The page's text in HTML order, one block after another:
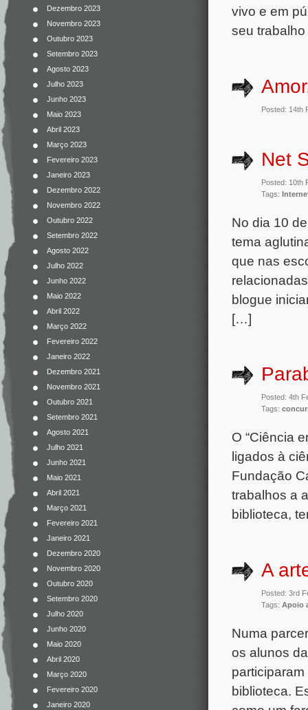
Dezembro 2023
Novembro 2023
Outubro 2023
Setembro 2023
Agosto 2023
Julho 2023
Junho 2023
Maio 2023
Abril 2023
Março 2023
Fevereiro 2023
Janeiro 2023
Dezembro 2022
Novembro 2022
Outubro 2022
Setembro 2022
Agosto 2022
Julho 2022
Junho 2022
Maio 2022
Abril 2022
Março 2022
Fevereiro 2022
Janeiro 2022
Dezembro 2021
Novembro 2021
Outubro 2021
Setembro 2021
Agosto 2021
Julho 2021
Junho 2021
Maio 2021
Abril 2021
Março 2021
Fevereiro 2021
Janeiro 2021
Dezembro 2020
Novembro 2020
Outubro 2020
Setembro 2020
Julho 2020
Junho 2020
Maio 2020
Abril 2020
Março 2020
Fevereiro 2020
Janeiro 2020
vivo e em
seu
Posted: 14th
Net
Posted: 10th
Tags:
No dia 10
tema
que nas
blogue
[…]
Posted: 4th
Tags:
O “Ciência
ligados à
Fundação
trabalhos a
biblioteca,
A
Posted: 3rd
Tags: Apoio
Numa
os alunos
biblioteca.